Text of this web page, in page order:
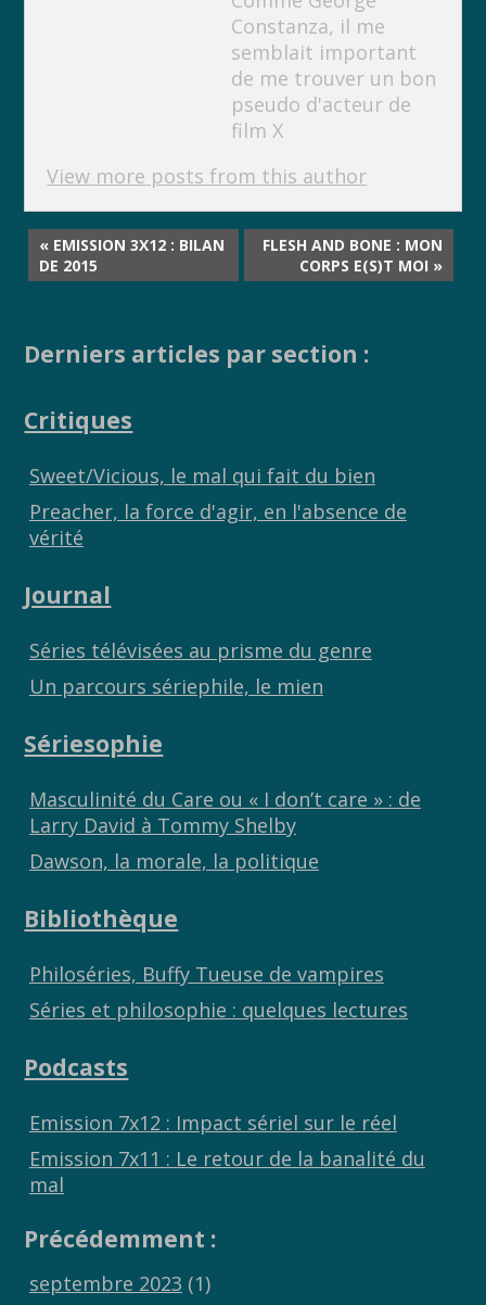
Constanza, il me
semblait important
de me trouver un bon
pseudo d'acteur de
film X
View more posts from this author
« EMISSION 3X12 : BILAN
DE 2015
FLESH AND BONE : MON
CORPS E(S)T MOI »
Derniers articles par section :
Critiques
Sweet/Vicious, le mal qui fait du bien
Preacher, la force d'agir, en l'absence de
vérité
Journal
Séries télévisées au prisme du genre
Un parcours sériephile, le mien
Sériesophie
Masculinité du Care ou « I don’t care » : de
Larry David à Tommy Shelby
Dawson, la morale, la politique
Bibliothèque
Philoséries, Buffy Tueuse de vampires
Séries et philosophie : quelques lectures
Podcasts
Emission 7x12 : Impact sériel sur le réel
Emission 7x11 : Le retour de la banalité du
mal
Précédemment :
septembre 2023 (1)